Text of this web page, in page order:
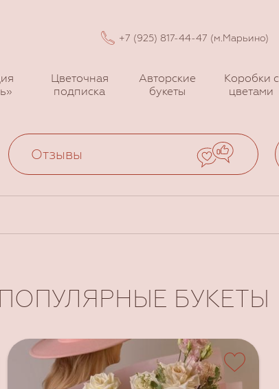
+7 (925) 817-44-47 (м.Марьино)
Цветочная
подписка
Авторские
букеты
Коробки с
цветами
Отзывы
ПОПУЛЯРНЫЕ БУКЕТЫ